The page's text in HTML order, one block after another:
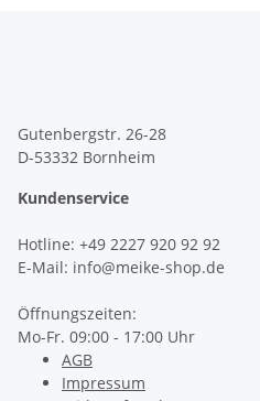
Gutenbergstr. 26-28
D-53332 Bornheim
Kundenservice
Hotline: +49 2227 920 92 92
E-Mail: info@meike-shop.de
Öffnungszeiten:
Mo-Fr. 09:00 - 17:00 Uhr
AGB
Impressum